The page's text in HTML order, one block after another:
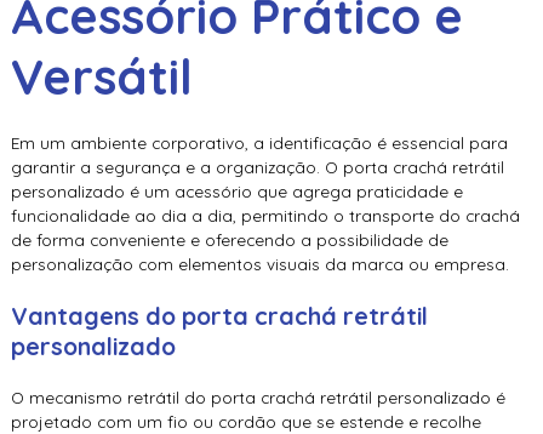
Acessório Prático e
Versátil
Em um ambiente corporativo, a identificação é essencial para
garantir a segurança e a organização. O porta crachá retrátil
personalizado é um acessório que agrega praticidade e
funcionalidade ao dia a dia, permitindo o transporte do crachá
de forma conveniente e oferecendo a possibilidade de
personalização com elementos visuais da marca ou empresa.
Vantagens do porta crachá retrátil
personalizado
O mecanismo retrátil do porta crachá retrátil personalizado é
projetado com um fio ou cordão que se estende e recolhe